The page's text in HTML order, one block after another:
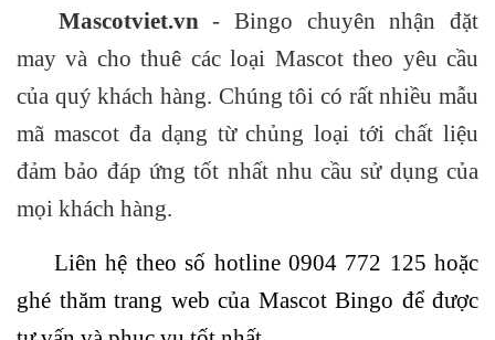
Mascotviet.vn - Bingo chuyên nhận đặt
may và cho thuê các loại Mascot theo yêu cầu
của quý khách hàng. Chúng tôi có rất nhiều mẫu
mã mascot đa dạng từ chủng loại tới chất liệu
đảm bảo đáp ứng tốt nhất nhu cầu sử dụng của
mọi khách hàng.
Liên hệ theo số hotline 0904 772 125 hoặc
ghé thăm trang web của Mascot Bingo để được